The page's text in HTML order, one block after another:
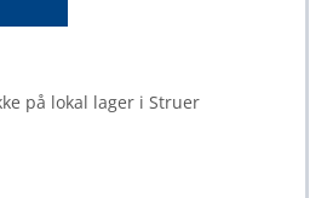
på lokal lager i Struer